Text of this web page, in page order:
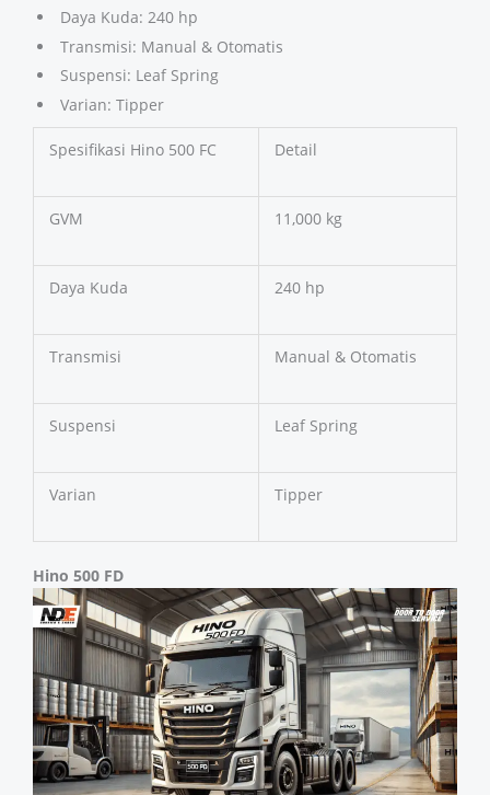
Daya Kuda: 240 hp
Transmisi: Manual & Otomatis
Suspensi: Leaf Spring
Varian: Tipper
Spesifikasi Hino 500 FC Detail
GVM 11,000 kg
Daya Kuda 240 hp
Transmisi Manual & Otomatis
Suspensi Leaf Spring
Varian Tipper
Hino 500 FD